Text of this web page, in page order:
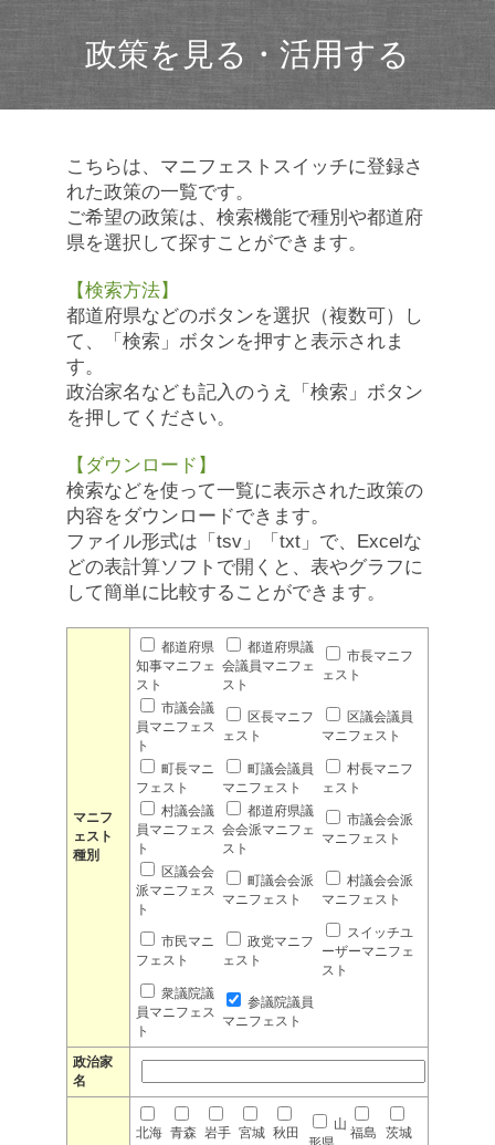
政策を見る・活用する
こちらは、マニフェストスイッチに登録さ
れた政策の一覧です。
ご希望の政策は、検索機能で種別や都道府
県を選択して探すことができます。
【検索方法】
都道府県などのボタンを選択（複数可）し
て、「検索」ボタンを押すと表示されま
す。
政治家名なども記入のうえ「検索」ボタン
を押してください。
【ダウンロード】
検索などを使って一覧に表示された政策の
内容をダウンロードできます。
ファイル形式は「tsv」「txt」で、Excelな
どの表計算ソフトで開くと、表やグラフに
して簡単に比較することができます。
マニフ
ェスト
種別
都道府県
知事マニフェ
スト
都道府県議
会議員マニフェ
スト
市長マニフ
ェスト
市議会議
員マニフェス
ト
区長マニフ
ェスト
区議会議員
マニフェスト
町長マニ
フェスト
町議会議員
マニフェスト
村長マニフ
ェスト
村議会議
員マニフェス
ト
都道府県議
会会派マニフェ
スト
市議会会派
マニフェスト
区議会会
派マニフェス
ト
町議会会派
マニフェスト
村議会会派
マニフェスト
市民マニ
フェスト
政党マニフ
ェスト
スイッチユ
ーザーマニフェ
スト
衆議院議
員マニフェス
ト
参議院議員
マニフェスト
政治家
名
北海 青森 岩手 宮城 秋田
山
福島
茨城